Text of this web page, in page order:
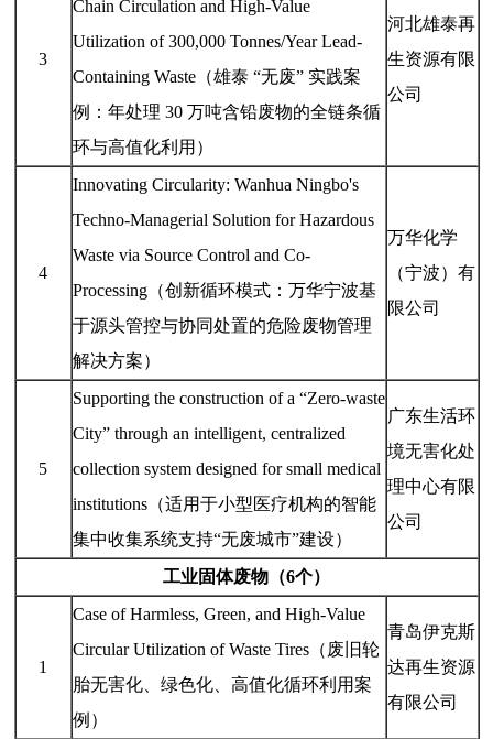
3
Chain Circulation and High-Value
Utilization of 300,000 Tonnes/Year Lead-
Containing Waste（雄泰 “无废” 实践案
例：年处理 30 万吨含铅废物的全链条循
环与高值化利用）
河北雄泰再
生资源有限
公司
4
Innovating Circularity: Wanhua Ningbo's
Techno-Managerial Solution for Hazardous
Waste via Source Control and Co-
Processing（创新循环模式：万华宁波基
于源头管控与协同处置的危险废物管理
解决方案）
万华化学
（宁波）有
限公司
5
Supporting the construction of a “Zero-waste
City” through an intelligent, centralized
collection system designed for small medical
institutions（适用于小型医疗机构的智能
集中收集系统支持“无废城市”建设）
广东生活环
境无害化处
理中心有限
公司
工业固体废物（6个）
1
Case of Harmless, Green, and High-Value
Circular Utilization of Waste Tires（废旧轮
胎无害化、绿色化、高值化循环利用案
例）
青岛伊克斯
达再生资源
有限公司